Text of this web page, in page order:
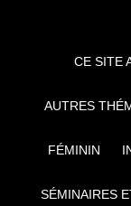
CE SITE
AUTRES
FÉMININ
SÉMINAIRES